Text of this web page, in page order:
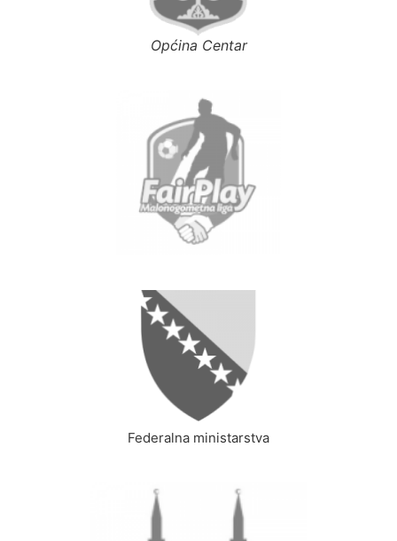
Općina Centar
Federalna ministarstva